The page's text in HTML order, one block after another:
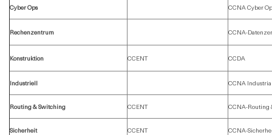
Cyber Ops CCNA Cyber
Rechenzentrum CCNA-
Konstruktion CCENT CCDA
Industriell CCNA
Routing & Switching CCENT CCNA-Routing
Sicherheit CCENT CCNA-